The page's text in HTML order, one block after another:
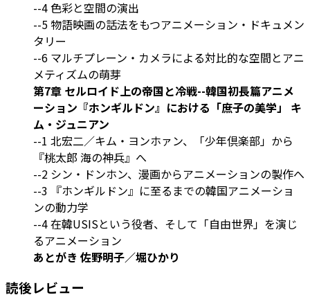
--4 色彩と空間の演出
--5 物語映画の話法をもつアニメーション・ドキュメン
タリー
--6 マルチプレーン・カメラによる対比的な空間とアニ
メティズムの萌芽
第7章 セルロイド上の帝国と冷戦--韓国初長篇アニメ
ーション『ホンギルドン』における「庶子の美学」 キ
ム・ジュニアン
--1 北宏二／キム・ヨンホァン、「少年倶楽部」から
『桃太郎 海の神兵』へ
--2 シン・ドンホン、漫画からアニメーションの製作へ
--3 『ホンギルドン』に至るまでの韓国アニメーショ
ンの動力学
--4 在韓USISという役者、そして「自由世界」を演じ
るアニメーション
あとがき 佐野明子／堀ひかり
読後レビュー